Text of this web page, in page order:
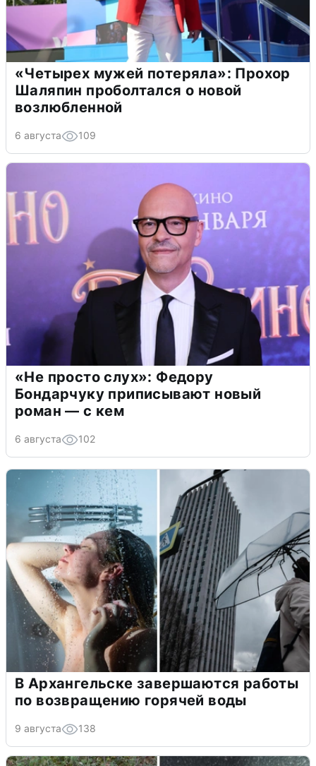
«Четырех мужей потеряла»: Прохор
Шаляпин проболтался о новой
возлюбленной
6 августа 109
«Не просто слух»: Федору
Бондарчуку приписывают новый
роман — с кем
6 августа 102
В Архангельске завершаются работы
по возвращению горячей воды
9 августа 138